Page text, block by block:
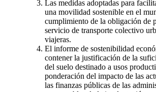
Las medidas adoptadas para
una movilidad sostenible en el
cumplimiento de la obligación de
servicio de transporte colectivo
viajeras.
El informe de sostenibilidad
contener la justificación de la
del suelo destinado a usos
ponderación del impacto de las
las finanzas públicas de las